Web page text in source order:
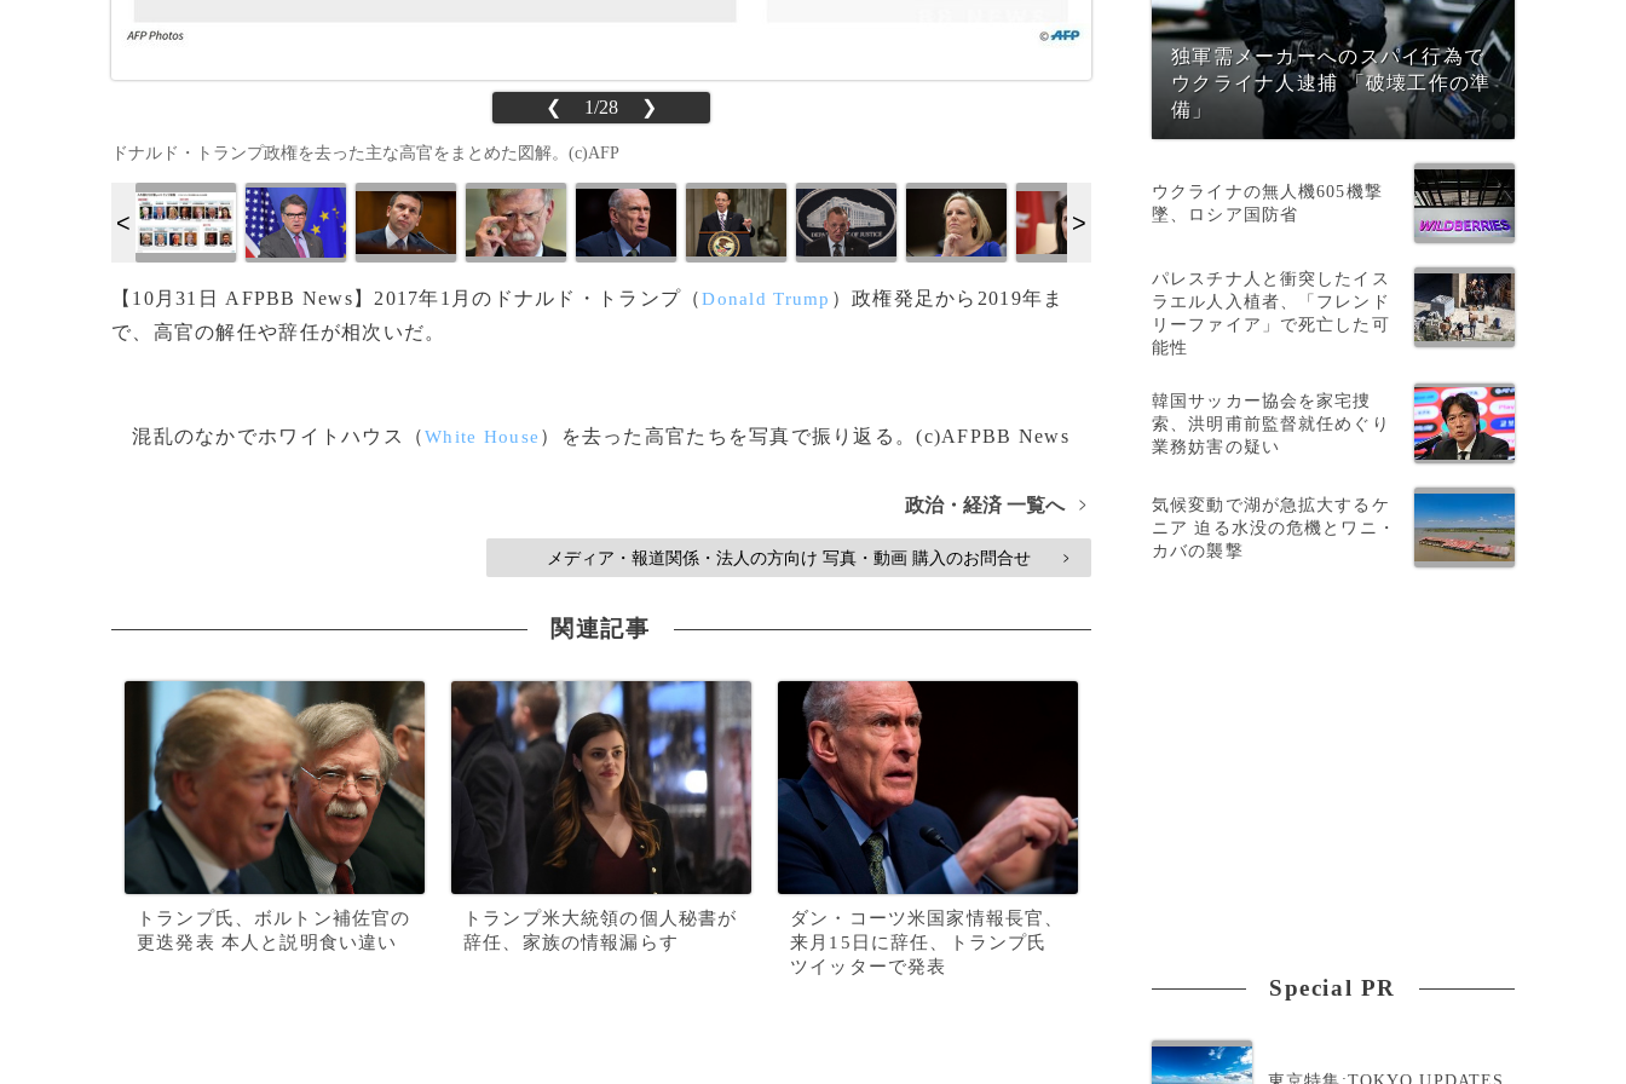
❮ 1/28 ❯
ドナルド・トランプ政権を去った主な高官をまとめた図解。(c)AFP
【10月31日 AFPBB News】2017年1月のドナルド・トランプ（Donald Trump ）政権発足から2019年ま
で、高官の解任や辞任が相次いだ。
混乱のなかでホワイトハウス（White House ）を去った高官たちを写真で振り返る。(c)AFPBB News
政治・経済 一覧へ >
メディア・報道関係・法人の方向け 写真・動画 購入のお問合せ >
関連記事
トランプ氏、ボルトン補佐官の
更迭発表 本人と説明食い違い
トランプ米大統領の個人秘書が
辞任、家族の情報漏らす
ダン・コーツ米国家情報長官、
来月15日に辞任、トランプ氏
ツイッターで発表
独軍需メーカーへのスパイ行為で
ウクライナ人逮捕 「破壊工作の準
備」
ウクライナの無人機605機撃
墜、ロシア国防省
パレスチナ人と衝突したイス
ラエル人入植者、「フレンド
リーファイア」で死亡した可
能性
韓国サッカー協会を家宅捜
索、洪明甫前監督就任めぐり
業務妨害の疑い
気候変動で湖が急拡大するケ
ニア 迫る水没の危機とワニ・
カバの襲撃
Special PR
東京特集:TOKYO UPDATES